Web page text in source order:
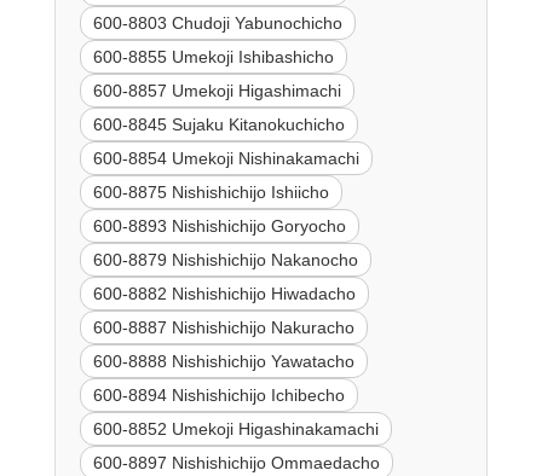
600-8803 Chudoji Yabunochicho
600-8855 Umekoji Ishibashicho
600-8857 Umekoji Higashimachi
600-8845 Sujaku Kitanokuchicho
600-8854 Umekoji Nishinakamachi
600-8875 Nishishichijo Ishiicho
600-8893 Nishishichijo Goryocho
600-8879 Nishishichijo Nakanocho
600-8882 Nishishichijo Hiwadacho
600-8887 Nishishichijo Nakuracho
600-8888 Nishishichijo Yawatacho
600-8894 Nishishichijo Ichibecho
600-8852 Umekoji Higashinakamachi
600-8897 Nishishichijo Ommaedacho